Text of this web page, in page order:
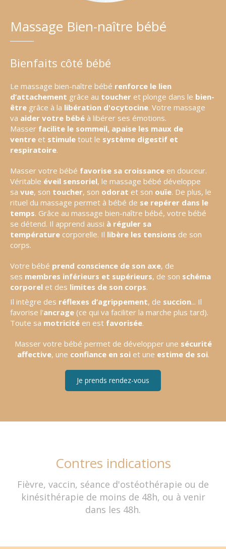
Massage Bien-naître bébé
Bienfaits côté bébé
Le massage bien-naître bébé renforce le lien
d’attachement grâce au toucher et plonge dans le bien-
être grâce à la libération d'ocytocine. Votre massage
va aider votre bébé à libérer ses émotions.
Masser facilite le sommeil, apaise les maux de
ventre et stimule tout le système digestif et
respiratoire.
Masser votre bébé favorise sa croissance en douceur.
Véritable éveil sensoriel, le massage bébé développe
sa vue, son toucher, son odorat et son ouïe. De plus, le
rituel du massage permet à bébé de se repérer dans le
temps. Grâce au massage bien-naître bébé, votre bébé
se détend. Il apprend aussi à réguler sa
température corporelle. Il libère les tensions de son
corps.
Votre bébé prend conscience de son axe, de
ses membres inférieurs et supérieurs, de son schéma
corporel et des limites de son corps.
Il intègre des réflexes d’agrippement, de succion... Il
favorise l'ancrage (ce qui va faciliter la marche plus tard).
Toute sa motricité en est favorisée.
Masser votre bébé permet de développer une sécurité
affective, une confiance en soiet une estime de soi.
Je prends rendez-vous
Contres indications
Fièvre, vaccin, séance d'ostéothérapie ou de
kinésithérapie de moins de 48h, ou à venir
dans les 48h.